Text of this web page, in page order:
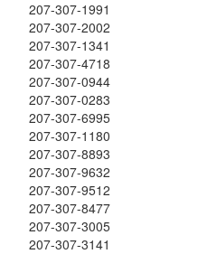
207-307-1991
207-307-2002
207-307-1341
207-307-4718
207-307-0944
207-307-0283
207-307-6995
207-307-1180
207-307-8893
207-307-9632
207-307-9512
207-307-8477
207-307-3005
207-307-3141